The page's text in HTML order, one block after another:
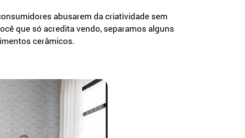
abusarem da criatividade sem
que só acredita vendo, separamos alguns
cerâmicos.